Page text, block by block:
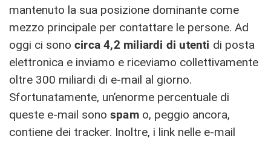
mantenuto la sua posizione dominante come
mezzo principale per contattare le persone. Ad
oggi ci sono circa 4,2 miliardi di utenti di posta
elettronica e inviamo e riceviamo collettivamente
oltre 300 miliardi di e-mail al giorno.
Sfortunatamente, un’enorme percentuale di
queste e-mail sono spamo, peggio ancora,
contiene dei tracker. Inoltre, i link nelle e-mail